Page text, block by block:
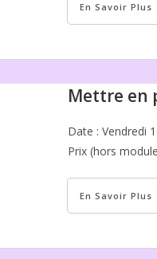
En Savoir Plus
Mettre en
Date : Vendredi
Prix (hors
En Savoir Plus